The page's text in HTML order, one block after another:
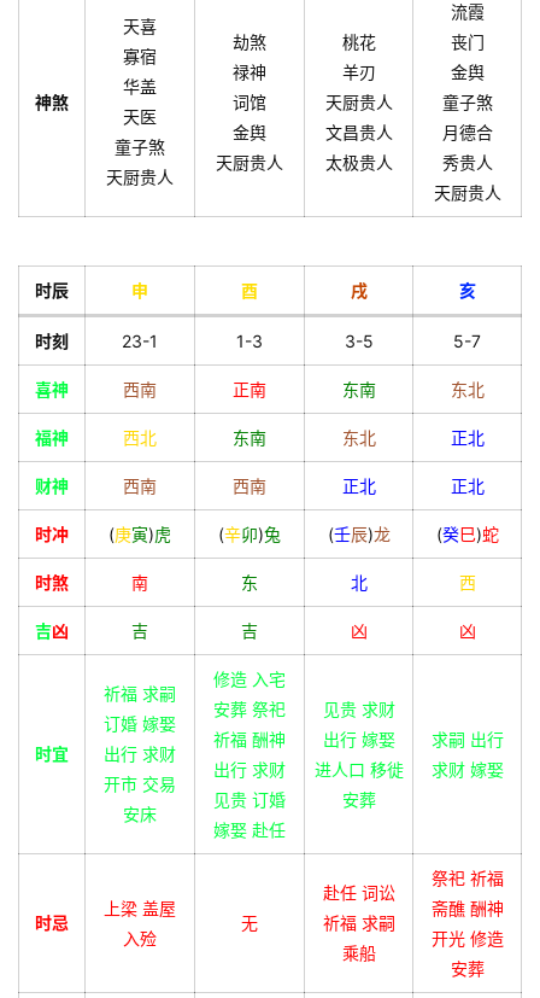
神煞
天喜
寡宿
华盖
天医
童子煞
天厨贵人
劫煞
禄神
词馆
金舆
天厨贵人
桃花
羊刃
天厨贵人
文昌贵人
太极贵人
流霞
丧门
金舆
童子煞
月德合
秀贵人
天厨贵人
时辰 申 酉 戌 亥
时刻 23-1 1-3 3-5 5-7
喜神 西南 正南 东南 东北
福神 西北 东南 东北 正北
财神 西南 西南 正北 正北
时冲 (庚寅)虎 (辛卯)兔 (壬辰)龙 (癸巳)蛇
时煞 南 东 北 西
吉凶 吉 吉 凶 凶
时宜
祈福 求嗣
订婚 嫁娶
出行 求财
开市 交易
安床
修造 入宅
安葬 祭祀
祈福 酬神
出行 求财
见贵 订婚
嫁娶 赴任
见贵 求财
出行 嫁娶
进人口 移徙
安葬
求嗣 出行
求财 嫁娶
时忌
上梁 盖屋
入殓
无
赴任 词讼
祈福 求嗣
乘船
祭祀 祈福
斋醮 酬神
开光 修造
安葬